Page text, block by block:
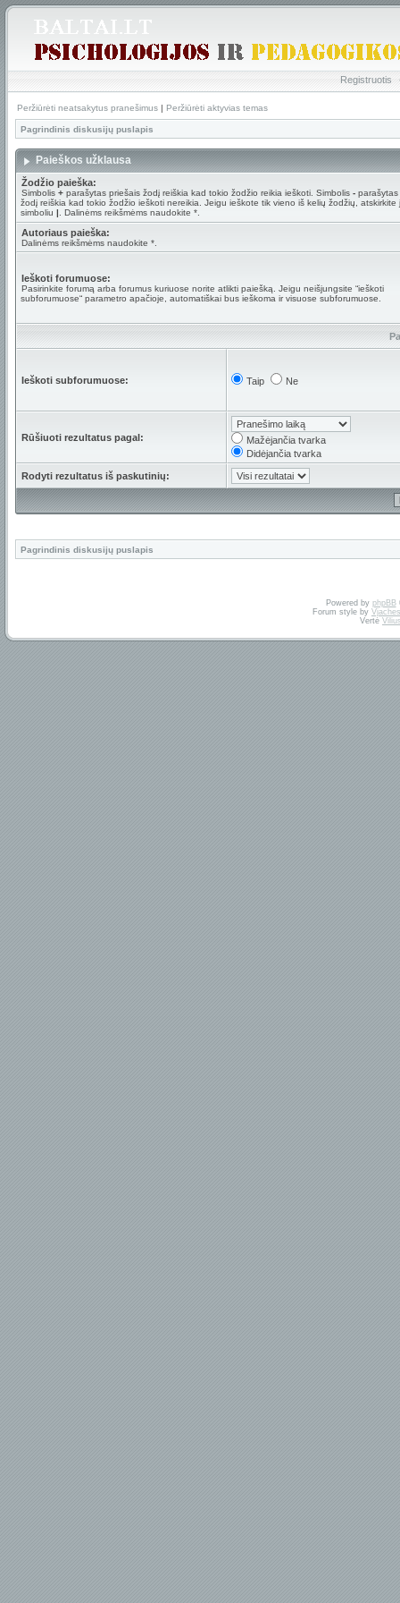
Registruotis
Peržiūrėti neatsakytus pranešimus | Peržiūrėti aktyvias temas
Pagrindinis diskusijų puslapis
Paieškos užklausa
Žodžio paieška:
Simbolis + parašytas priešais žodį reiškia kad tokio žodžio reikia ieškoti. Simbolis - parašytas
žodį reiškia kad tokio žodžio ieškoti nereikia. Jeigu ieškote tik vieno iš kelių žodžių, atskirkite
simboliu | . Dalinėms reikšmėms naudokite *.
Autoriaus paieška:
Dalinėms reikšmėms naudokite *.
Ieškoti forumuose:
Pasirinkite forumą arba forumus kuriuose norite atlikti paiešką. Jeigu neišjungsite “ieškoti
subforumuose“ parametro apačioje, automatiškai bus ieškoma ir visuose subforumuose.
Ieškoti subforumuose: Taip Ne
Rūšiuoti rezultatus pagal:
Mažėjančia tvarka
Didėjančia tvarka
Rodyti rezultatus iš paskutinių:
Pagrindinis diskusijų puslapis
Powered by phpBB
Forum style by
Vertė